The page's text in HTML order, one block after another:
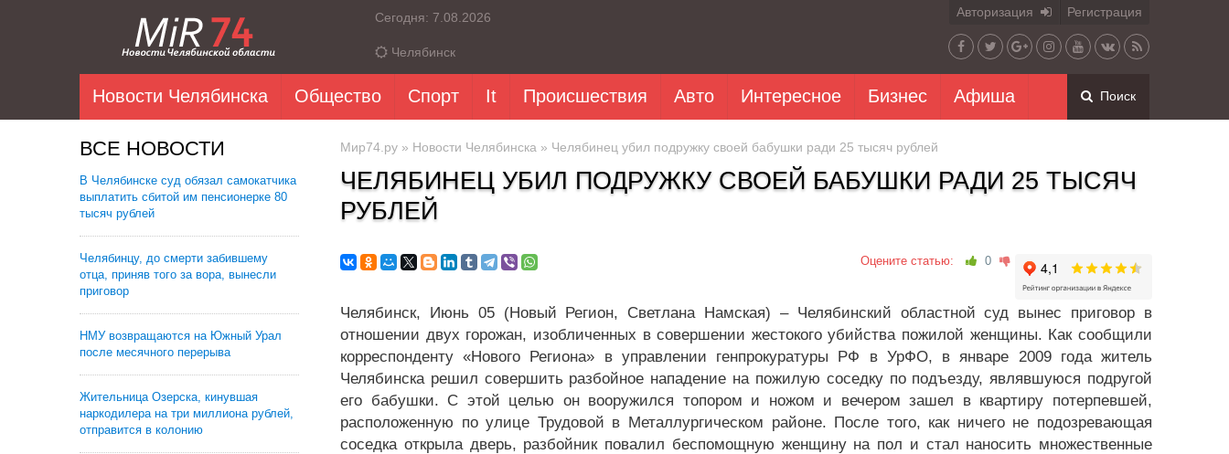
Сегодня: 7.08.2026
Челябинск
Авторизация Регистрация
Новости Челябинска Общество Спорт It Происшествия Авто Интересное Бизнес Афиша Поиск
ВСЕ НОВОСТИ
В Челябинске суд обязал самокатчика
выплатить сбитой им пенсионерке 80
тысяч рублей
Челябинцу, до смерти забившему
отца, приняв того за вора, вынесли
приговор
НМУ возвращаются на Южный Урал
после месячного перерыва
Жительница Озерска, кинувшая
наркодилера на три миллиона рублей,
отправится в колонию
Мир74.ру » Новости Челябинска » Челябинец убил подружку своей бабушки ради 25 тысяч рублей
ЧЕЛЯБИНЕЦ УБИЛ ПОДРУЖКУ СВОЕЙ БАБУШКИ РАДИ 25 ТЫСЯЧ
РУБЛЕЙ
Оцените статью: 0
Челябинск, Июнь 05 (Новый Регион, Светлана Намская) – Челябинский областной суд вынес приговор в
отношении двух горожан, изобличенных в совершении жестокого убийства пожилой женщины. Как сообщили
корреспонденту «Нового Региона» в управлении генпрокуратуры РФ в УрФО, в январе 2009 года житель
Челябинска решил совершить разбойное нападение на пожилую соседку по подъезду, являвшуюся подругой
его бабушки. С этой целью он вооружился топором и ножом и вечером зашел в квартиру потерпевшей,
расположенную по улице Трудовой в Металлургическом районе. После того, как ничего не подозревающая
соседка открыла дверь, разбойник повалил беспомощную женщину на пол и стал наносить множественные